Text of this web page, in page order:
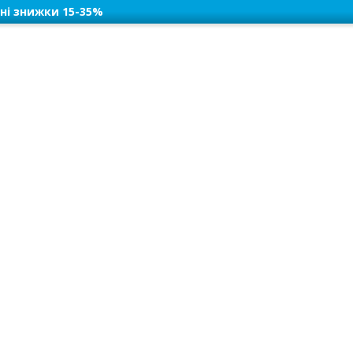
знижки 15-35%